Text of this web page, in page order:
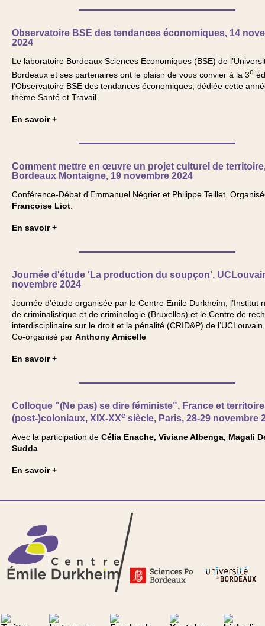
Observatoire BSE des tendances économiques, 14
2024
Le laboratoire Bordeaux Sciences Economiques (BSE) de
Bordeaux et ses partenaires ont le plaisir de vous convier à la 3e
l’Observatoire BSE des tendances économiques, dédiée cette
thème Santé et Travail.
En savoir +
Comment mettre en œuvre un projet culturel de
Bordeaux Montaigne, 19 novembre 2024
Conférence-Débat d'Emmanuel Négrier et Philippe Teillet.
Françoise Liot
En savoir +
Journée d'étude 'La production du soupçon',
novembre 2024
Journée d’étude organisée par le Centre Emile Durkheim, l’Institut
de criminalistique et de criminologie (Bruxelles) et le Centre de
interdisciplinaire sur le droit et la pénalité (CRID&P) de l’UCLouvain.
Co-organisé par Anthony Amicelle
En savoir +
Colloque "(Ne pas) se dire féministe", France et
(post-)coloniaux, XIX-XXe siècle, Paris, 28-29 novembre
Avec la participation de Célia Enache, Viviane Albenga, Magali
Sudda
En savoir +